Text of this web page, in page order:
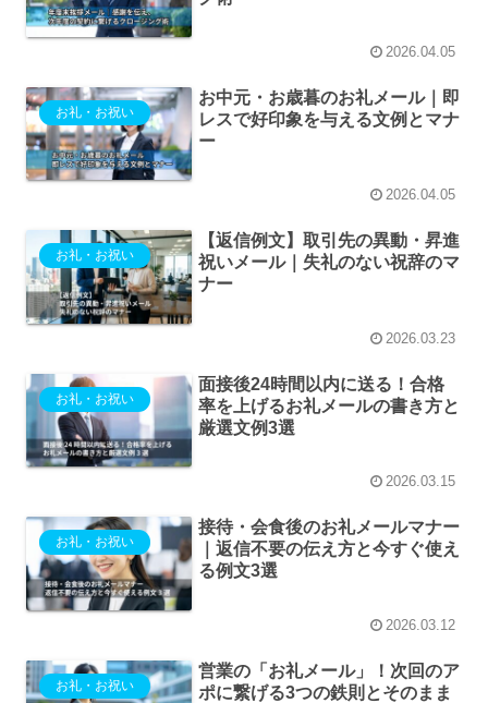
2026.04.05
お礼・お祝い
お中元・お歳暮のお礼メール｜即
レスで好印象を与える文例とマナ
ー
2026.04.05
お礼・お祝い
【返信例文】取引先の異動・昇進
祝いメール｜失礼のない祝辞のマ
ナー
2026.03.23
お礼・お祝い
面接後24時間以内に送る！合格
率を上げるお礼メールの書き方と
厳選文例3選
2026.03.15
お礼・お祝い
接待・会食後のお礼メールマナー
｜返信不要の伝え方と今すぐ使え
る例文3選
2026.03.12
お礼・お祝い
営業の「お礼メール」！次回のア
ポに繋げる3つの鉄則とそのまま